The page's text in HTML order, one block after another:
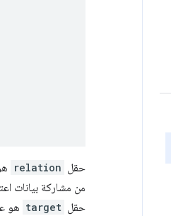
حقل relation
من مشاركة بيانات
حقل target هو